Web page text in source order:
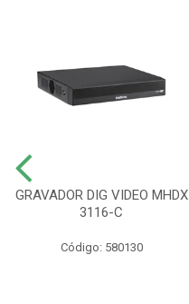
GRAVADOR DIG VIDEO MHDX
3116-C
Código: 580130